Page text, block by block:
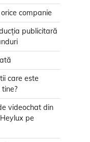
companie
publicitară
care este
videochat din
pe